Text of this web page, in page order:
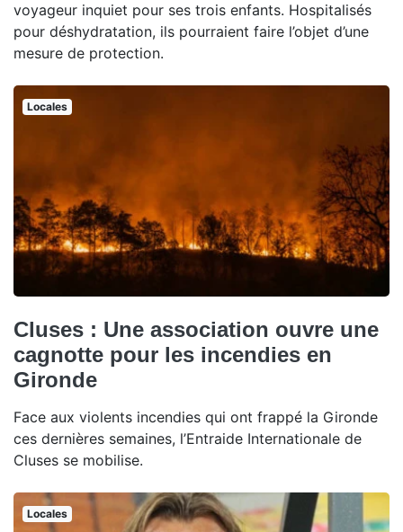
voyageur inquiet pour ses trois enfants. Hospitalisés
pour déshydratation, ils pourraient faire l’objet d’une
mesure de protection.
Locales
Cluses : Une association ouvre une
cagnotte pour les incendies en
Gironde
Face aux violents incendies qui ont frappé la Gironde
ces dernières semaines, l’Entraide Internationale de
Cluses se mobilise.
Locales